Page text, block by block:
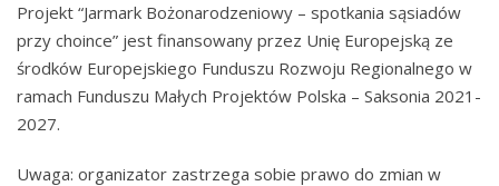
Projekt “Jarmark Bożonarodzeniowy – spotkania sąsiadów
przy choince” jest finansowany przez Unię Europejską ze
środków Europejskiego Funduszu Rozwoju Regionalnego w
ramach Funduszu Małych Projektów Polska – Saksonia 2021-
2027.
Uwaga: organizator zastrzega sobie prawo do zmian w